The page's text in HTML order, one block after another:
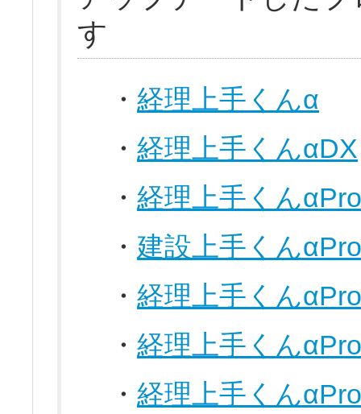
す
・ 経理上手くんα
・ 経理上手くんαDX
・ 経理上手くん
・ 建設上手くん
・ 経理上手くん
・ 経理上手くん
・ 経理上手くん